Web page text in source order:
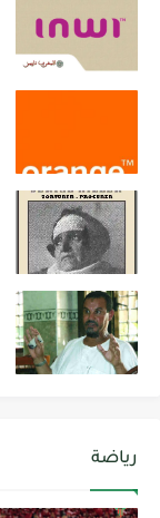
رياضة